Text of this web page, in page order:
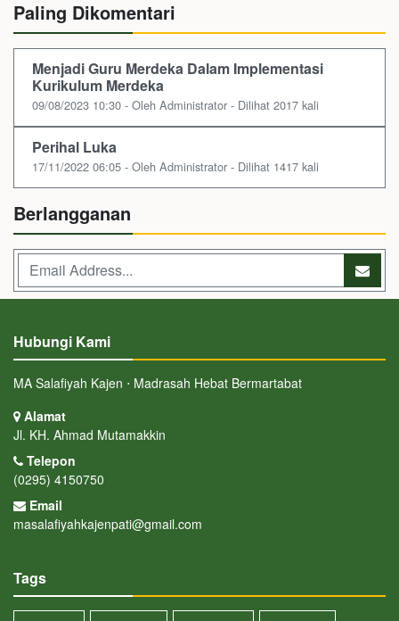
Paling Dikomentari
Menjadi Guru Merdeka Dalam Implementasi
Kurikulum Merdeka
09/08/2023 10:30 - Oleh Administrator - Dilihat 2017 kali
Perihal Luka
17/11/2022 06:05 - Oleh Administrator - Dilihat 1417 kali
Berlangganan
Hubungi Kami
MA Salafiyah Kajen ⋅ Madrasah Hebat Bermartabat
Alamat
Jl. KH. Ahmad Mutamakkin
Telepon
(0295) 4150750
Email
masalafiyahkajenpati@gmail.com
Tags